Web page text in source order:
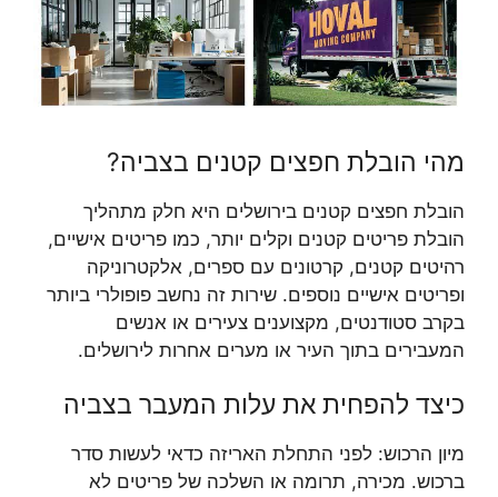
מהי הובלת חפצים קטנים בצביה?
הובלת חפצים קטנים בירושלים היא חלק מתהליך
הובלת פריטים קטנים וקלים יותר, כמו פריטים אישיים,
רהיטים קטנים, קרטונים עם ספרים, אלקטרוניקה
ופריטים אישיים נוספים. שירות זה נחשב פופולרי ביותר
בקרב סטודנטים, מקצוענים צעירים או אנשים
המעבירים בתוך העיר או מערים אחרות לירושלים.
כיצד להפחית את עלות המעבר בצביה
מיון הרכוש: לפני התחלת האריזה כדאי לעשות סדר
ברכוש. מכירה, תרומה או השלכה של פריטים לא